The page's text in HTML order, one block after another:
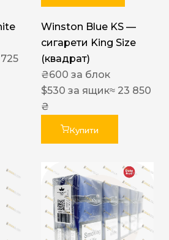
Winston Blue KS —
сигарети King Size
(квадрат)
₴600 за блок
$530 за ящик≈ 23 850
₴
Купити